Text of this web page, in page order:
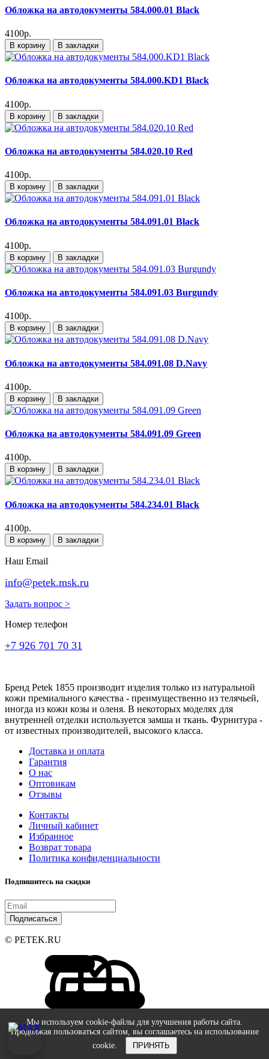
Обложка на автодокументы 584.000.01 Black
4100р.
В корзину В закладки
Обложка на автодокументы 584.000.KD1 Black
4100р.
В корзину В закладки
Обложка на автодокументы 584.020.10 Red
4100р.
В корзину В закладки
Обложка на автодокументы 584.091.01 Black
4100р.
В корзину В закладки
Обложка на автодокументы 584.091.03 Burgundy
4100р.
В корзину В закладки
Обложка на автодокументы 584.091.08 D.Navy
4100р.
В корзину В закладки
Обложка на автодокументы 584.091.09 Green
4100р.
В корзину В закладки
Обложка на автодокументы 584.234.01 Black
4100р.
В корзину В закладки
Наш Email
info@petek.msk.ru
Задать вопрос >
Номер телефон
+7 926 701 70 31
Бренд Petek 1855 производит изделия только из натуральной
кожи премиального качества - преимущественно из телячьей,
иногда из кожи козы и оленя. В некоторых моделях для
внутренней отделки используется замша и ткань. Фурнитура -
от известных производителей, высокого класса.
Доставка и оплата
Гарантия
О нас
Оптовикам
Отзывы
Контакты
Личный кабинет
Избранное
Возврат товара
Политика конфиденциальности
Подпишитесь на скидки
Подписаться
© PETEK.RU
Мы используем cookie-файлы для улучшения работы сайта.
Продолжая пользоваться сайтом, вы соглашаетесь на использование
cookie.
ПРИНЯТЬ